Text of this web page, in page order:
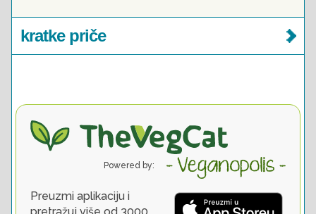
kratke priče